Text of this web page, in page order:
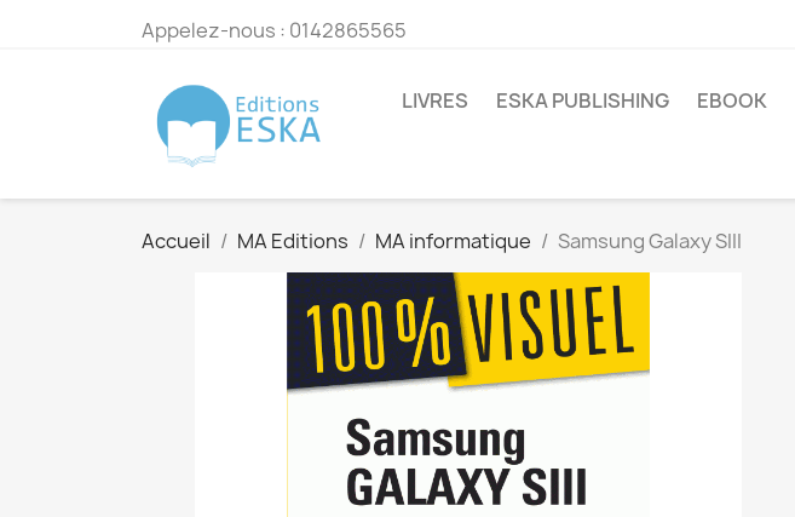
Appelez-nous : 0142865565
LIVRES ESKA PUBLISHING EBOOK
Accueil MA Editions MA informatique Samsung Galaxy SIII